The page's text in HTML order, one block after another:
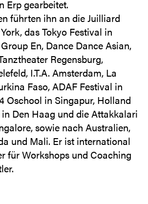
Erp gearbeitet.
führten ihn an die Juilliard
das Tokyo Festival in
En, Dance Dance Asian,
Regensburg,
I.T.A. Amsterdam, La
Faso, ADAF Festival in
Oschool in Singapur, Holland
Den Haag und die Attakkalari
sowie nach Australien,
und Mali. Er ist international
für Workshops und Coaching